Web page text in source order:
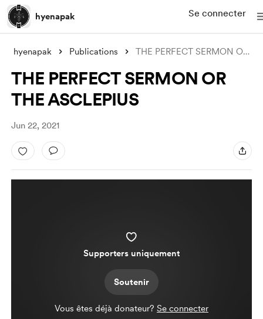
hyenapak Se connecter
hyenapak Publications THE PERFECT SERMON OR THE ASCLEPIUS
THE PERFECT SERMON OR
THE ASCLEPIUS
Jun 22, 2021
Supporters uniquement
Soutenir
Vous êtes déjà donateur? Se connecter